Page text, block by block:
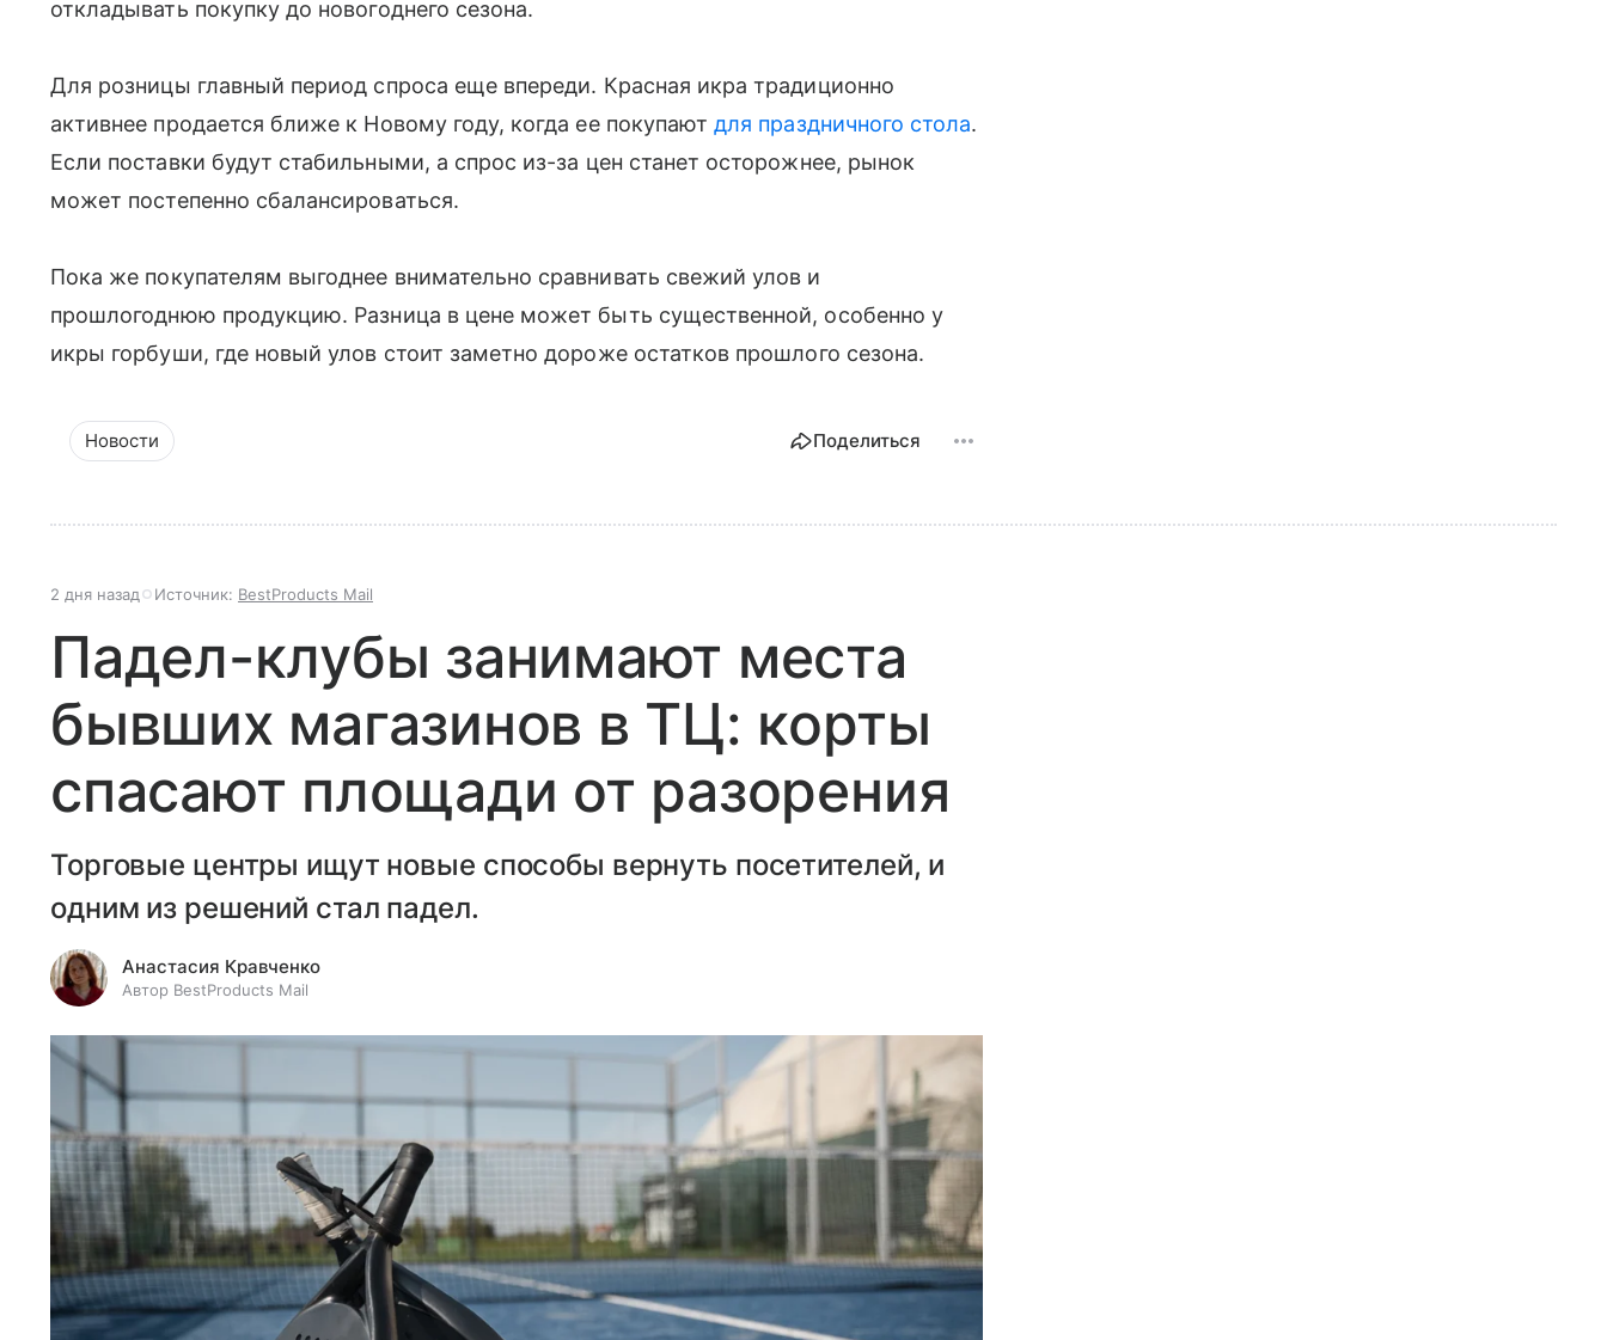
откладывать покупку до новогоднего сезона.
Для розницы главный период спроса еще впереди. Красная икра традиционно
активнее продается ближе к Новому году, когда ее покупаютдля праздничного стола.
Если поставки будут стабильными, а спрос из-за цен станет осторожнее, рынок
может постепенно сбалансироваться.
Пока же покупателям выгоднее внимательно сравнивать свежий улов и
прошлогоднюю продукцию. Разница в цене может быть существенной, особенно у
икры горбуши, где новый улов стоит заметно дороже остатков прошлого сезона.
Новости Поделиться
2 дня назад Источник: BestProducts Mail
Падел-клубы занимают места
бывших магазинов в ТЦ: корты
спасают площади от разорения
Торговые центры ищут новые способы вернуть посетителей, и
одним из решений стал падел.
Анастасия Кравченко
Автор BestProducts Mail